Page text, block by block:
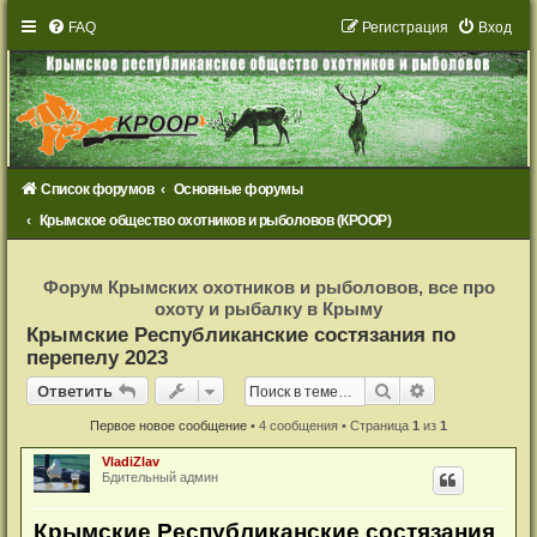
FAQ Вход
Регистрация
Список форумов
Основные форумы
Крымское общество охотников и рыболовов (КРООР)
с
т
р
ц
и
Форум Крымских охотников и рыболовов, все про
охоту и рыбалку в Крыму
Крымские Республиканские состязания по
перепелу 2023
Ответить
Ответить Поиск
Первое новое сообщение • 4 сообщения • Страница 1 из 1
VladiZlav
Бдительный админ